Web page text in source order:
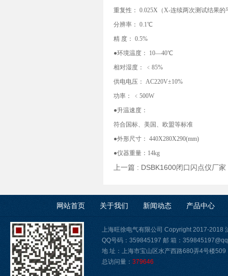
重复性： 0.025X（X-连续两次测试结果
分辨率： 0.1℃
精 度： 0.5%
●环境温度： 10—40℃
相对湿度： ﹤85%
供电电压： AC220V±10%
功率： ﹤500W
●升温速度：
符合国标、美国、欧盟等标准
●外形尺寸： 440X280X290(mm)
●仪器重量：14kg
上一篇 : DSBK1600闭口闪点仪厂家
网站首页 关于我们 新闻动态 产品中心
上海旺徐电气有限公司 Copyright 2017-2018
QQ号码：359845197 邮 箱：
地 址：上海市宝山区水产西路680弄4号楼509
总访问量： 379646